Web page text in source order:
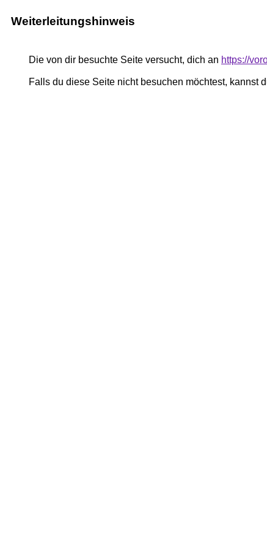
Weiterleitungshinweis
Die von dir besuchte Seite versucht, dich an https://
Falls du diese Seite nicht besuchen möchtest, kannst